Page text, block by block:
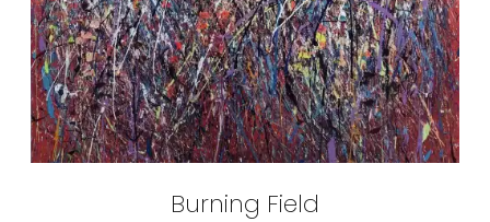
Burning Field